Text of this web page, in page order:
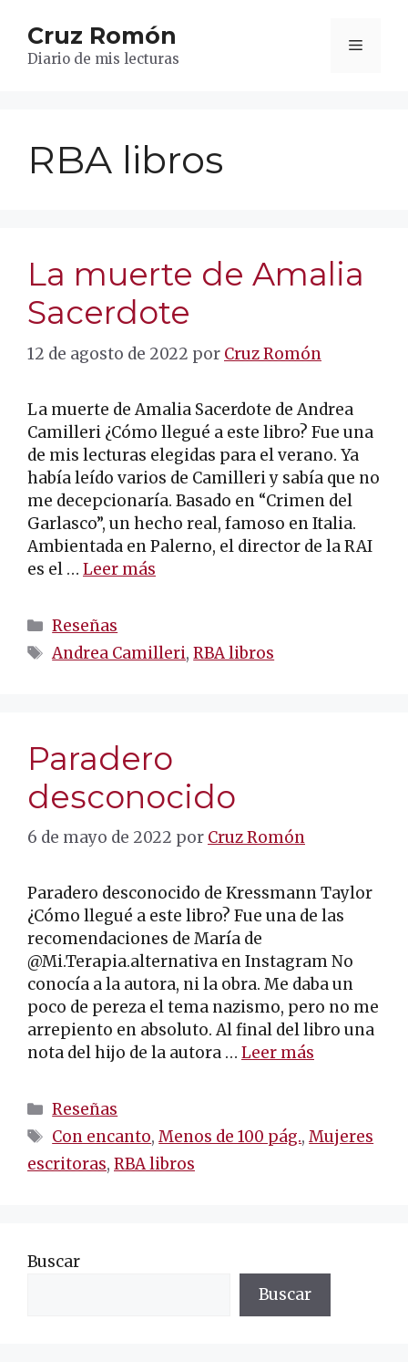
contenido
Cruz Romón
Diario de mis lecturas
Menú
RBA libros
La muerte de Amalia
Sacerdote
12 de agosto de 2022 por Cruz Romón
La muerte de Amalia Sacerdote de Andrea
Camilleri ¿Cómo llegué a este libro? Fue una
de mis lecturas elegidas para el verano. Ya
había leído varios de Camilleri y sabía que no
me decepcionaría. Basado en “Crimen del
Garlasco”, un hecho real, famoso en Italia.
Ambientada en Palerno, el director de la RAI
es el … Leer más
Categorías
Reseñas
Etiquetas
Andrea Camilleri,RBA libros
Paradero
desconocido
6 de mayo de 2022 por Cruz Romón
Paradero desconocido de Kressmann Taylor
¿Cómo llegué a este libro? Fue una de las
recomendaciones de María de
@Mi.Terapia.alternativa en Instagram No
conocía a la autora, ni la obra. Me daba un
poco de pereza el tema nazismo, pero no me
arrepiento en absoluto. Al final del libro una
nota del hijo de la autora … Leer más
Categorías
Reseñas
Etiquetas
Con encanto,Menos de 100 pág.,Mujeres
escritoras, RBA libros
Buscar
Buscar